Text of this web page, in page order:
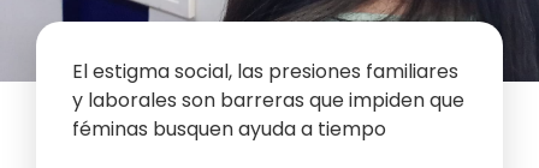
El estigma social, las presiones familiares
y laborales son barreras que impiden que
féminas busquen ayuda a tiempo